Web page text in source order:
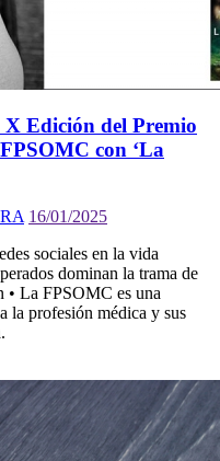
Edición del Premio
con ‘La
16/01/2025
sociales en la vida
dominan la trama de
• La FPSOMC es una
la profesión médica y sus